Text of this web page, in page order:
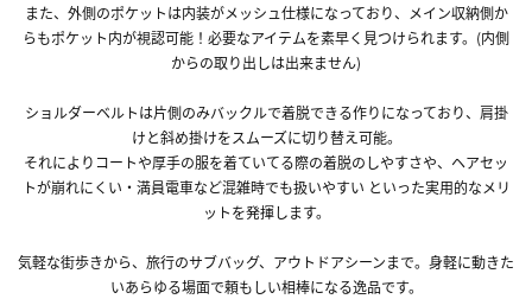
また、外側のポケットは内装がメッシュ仕様になっており、メイン収納側か
らもポケット内が視認可能！必要なアイテムを素早く見つけられます。(内側
からの取り出しは出来ません)
ショルダーベルトは片側のみバックルで着脱できる作りになっており、肩掛
けと斜め掛けをスムーズに切り替え可能。
それによりコートや厚手の服を着ていてる際の着脱のしやすさや、ヘアセッ
トが崩れにくい・満員電車など混雑時でも扱いやすい といった実用的なメリ
ットを発揮します。
気軽な街歩きから、旅行のサブバッグ、アウトドアシーンまで。身軽に動きた
いあらゆる場面で頼もしい相棒になる逸品です。